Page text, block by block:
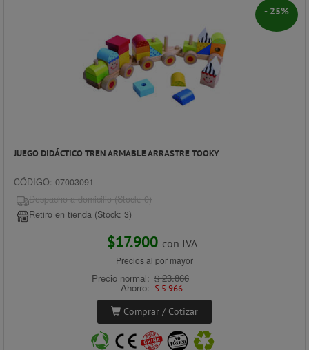
- 25%
JUEGO DIDÁCTICO TREN ARMABLE ARRASTRE TOOKY
CÓDIGO: 07003091
Despacho a domicilio (Stock: 0)
Retiro en tienda (Stock: 3)
$17.900 con IVA
Precios al por mayor
Precio normal: $ 23.866
Ahorro: $ 5.966
Comprar / Cotizar